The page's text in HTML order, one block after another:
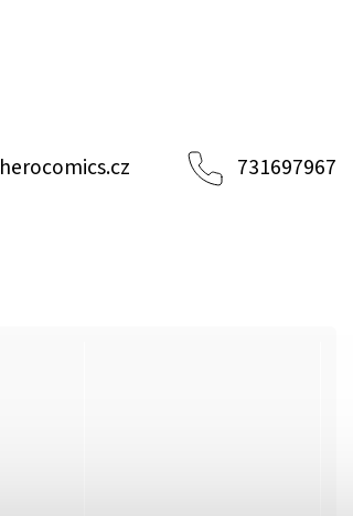
herocomics.cz 731697967